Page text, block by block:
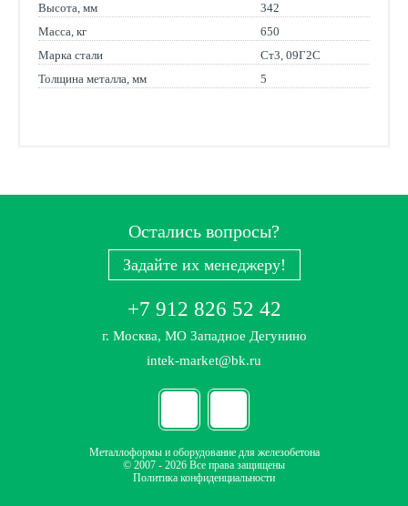
Высота, мм
342
Масса, кг
650
Марка стали
Ст3, 09Г2С
Толщина металла, мм
5
Остались вопросы?
Задайте их менеджеру!
+7 912 826 52 42
г. Москва, МО Западное Дегунино
intek-market@bk.ru
Металлоформы и оборудование для железобетона
© 2007 - 2026 Все права защищены
Политика конфиденциальности